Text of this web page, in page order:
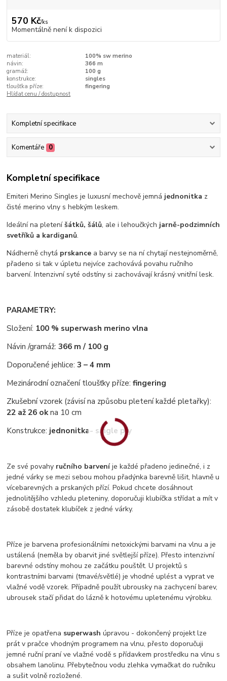
570 Kč/ks
Momentálně není k dispozici
materiál:
100% sw merino
návin:
366 m
gramáž:
100 g
konstrukce:
singles
tloušťka příze:
fingering
Hlídat cenu / dostupnost
Kompletní specifikace
Komentáře 0
Kompletní specifikace
Emiteri Merino Singles je luxusní mechově jemná jednonitka z
čisté merino vlny s hebkým leskem.
Ideální na pleteníšátků, šálů, ale i lehoučkých jarně-podzimních
svetříků a kardiganů.
Nádherně chytá prskance a barvy se na ní chytají nestejnoměrně,
přadeno si tak v úpletu nejvíce zachovává povahu ručního
barvení. Intenzivní syté odstíny si zachovávají krásný vnitřní lesk.
PARAMETRY:
Složení: 100 % superwash merino vlna
Návin /gramáž: 366 m / 100 g
Doporučené jehlice:3 – 4 mm
Mezinárodní označení tloušťky příze:fingering
Zkušební vzorek (závisí na způsobu pletení každé pletařky):
22 až 26 okna 10 cm
Konstrukce: jednonitka- single ply
Ze své povahy ručního barveníje každé přadeno jedinečné, i z
jedné várky se mezi sebou mohou přadýnka barevně lišit, hlavně u
vícebarevných a prskaných přízí. Pokud chcete dosáhnout
jednolitějšího vzhledu pleteniny, doporučuji klubíčka střídat a mít v
zásobě dostatek klubíček z jedné várky.
Příze je barvena profesionálními netoxickými barvami na vlnu a je
ustálená (neměla by obarvit jiné světlejší příze). Přesto intenzivní
barevné odstíny mohou ze začátku pouštět. U projektů s
kontrastními barvami (tmavé/světlé) je vhodné uplést a vyprat ve
vlažné vodě vzorek. Případně použít ubrousky na zachycení barev,
ubrousek stačí přidat do lázně k hotovému upletenému výrobku.
Příze je opatřena superwash úpravou - dokončený projekt lze
prát v pračce vhodným programem na vlnu, přesto doporučuji
jemné ruční praní ve vlažné vodě s přídavkem prostředku na vlnu s
obsahem lanolinu. Přebytečnou vodu zlehka vymačkat do ručníku
a sušit volně rozložené.